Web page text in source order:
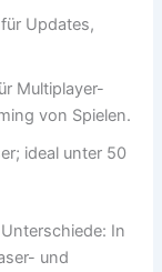
Updates,
Multiplayer-
von Spielen.
ideal unter 50
In
und